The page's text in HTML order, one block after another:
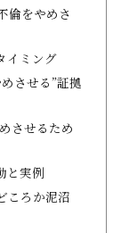
倫をやめさ
イミング
させる”証拠
させるため
と実例
ころか泥沼